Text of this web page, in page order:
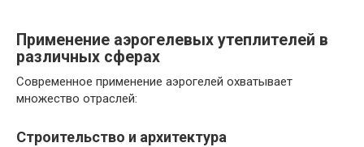
Применение аэрогелевых утеплителей в
различных сферах
Современное применение аэрогелей охватывает
множество отраслей:
Строительство и архитектура